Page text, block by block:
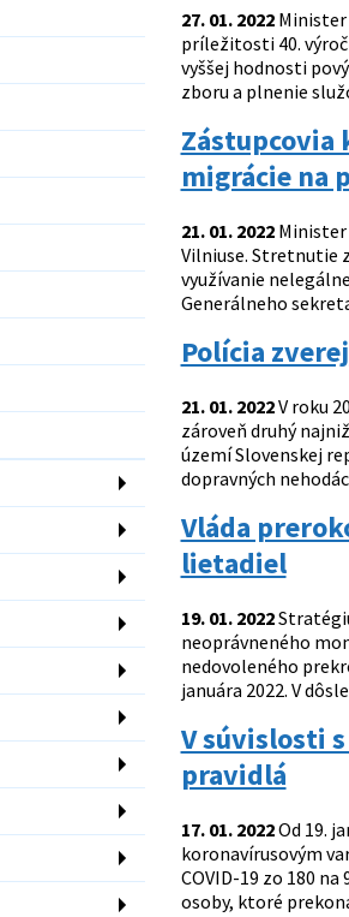
27. 01. 2022Minister
príležitosti 40.
vyššej hodnosti
zboru a plnenie
Zástupcovia
migrácie na
21. 01. 2022Minister
Vilniuse. Stretnutie
využívanie
Generálneho
Polícia
21. 01. 2022V roku
zároveň druhý
území Slovenskej
dopravných
Vláda
lietadiel
19. 01. 2022
neoprávneného
nedovoleného
januára 2022. V
V súvislosti
pravidlá
17. 01. 2022Od 19.
koronavírusovým
COVID-19 zo 180
osoby, ktoré